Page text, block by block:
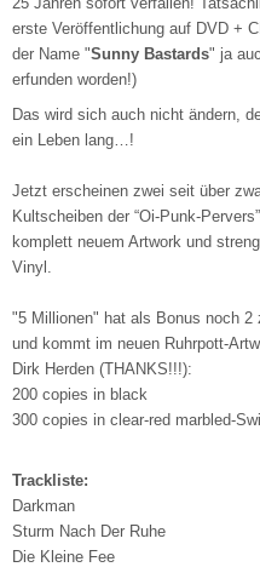
erste Veröffentlichung auf DVD +
der Name "Sunny Bastards" ja
erfunden worden!)
Das wird sich auch nicht ändern,
ein Leben lang…!
Jetzt erscheinen zwei seit über
Kultscheiben der “Oi-Punk-
komplett neuem Artwork und
Vinyl.
"5 Millionen" hat als Bonus noch 2
und kommt im neuen Ruhrpott-
Dirk Herden (THANKS!!!):
200 copies in black
300 copies in clear-red marbled-
Trackliste:
Darkman
Sturm Nach Der Ruhe
Die Kleine Fee